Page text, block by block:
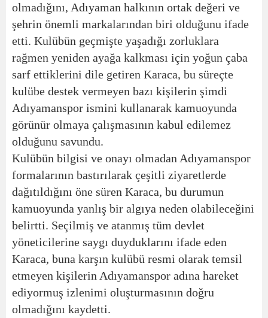
olmadığını, Adıyaman halkının ortak değeri ve
şehrin önemli markalarından biri olduğunu ifade
etti. Kulübün geçmişte yaşadığı zorluklara
rağmen yeniden ayağa kalkması için yoğun çaba
sarf ettiklerini dile getiren Karaca, bu süreçte
kulübe destek vermeyen bazı kişilerin şimdi
Adıyamanspor ismini kullanarak kamuoyunda
görünür olmaya çalışmasının kabul edilemez
olduğunu savundu.
Kulübün bilgisi ve onayı olmadan Adıyamanspor
formalarının bastırılarak çeşitli ziyaretlerde
dağıtıldığını öne süren Karaca, bu durumun
kamuoyunda yanlış bir algıya neden olabileceğini
belirtti. Seçilmiş ve atanmış tüm devlet
yöneticilerine saygı duyduklarını ifade eden
Karaca, buna karşın kulübü resmi olarak temsil
etmeyen kişilerin Adıyamanspor adına hareket
ediyormuş izlenimi oluşturmasının doğru
olmadığını kaydetti.